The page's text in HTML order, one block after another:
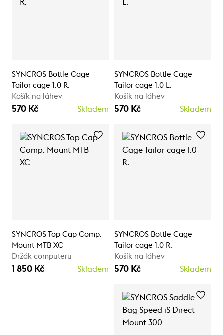
SYNCROS Bottle Cage
Tailor cage 1.0 R.
Košík na láhev
570 Kč Skladem
SYNCROS Bottle Cage
Tailor cage 1.0 L.
Košík na láhev
570 Kč Skladem
SYNCROS Top Cap Comp.
Mount MTB XC
Držák computeru
1 850 Kč Skladem
SYNCROS Bottle Cage
Tailor cage 1.0 R.
Košík na láhev
570 Kč Skladem